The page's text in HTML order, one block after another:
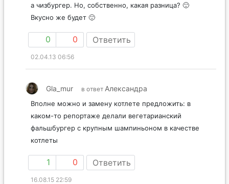
а чизбургер. Но, собственно, какая разница? 🙂
Вкусно же будет 🙂
0 0 Ответить
02.04.13 06:56
Gla_mur в ответ Александра
Вполне можно и замену котлете предложить: в
каком-то репортаже делали вегетарианский
фальшбургер с крупным шампиньоном в качестве
котлеты
1 0 Ответить
16.08.15 22:59